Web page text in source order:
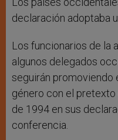
declaración adoptaba
Los funcionarios de la
algunos delegados
seguirán promoviendo
género con el
de 1994 en sus
conferencia.